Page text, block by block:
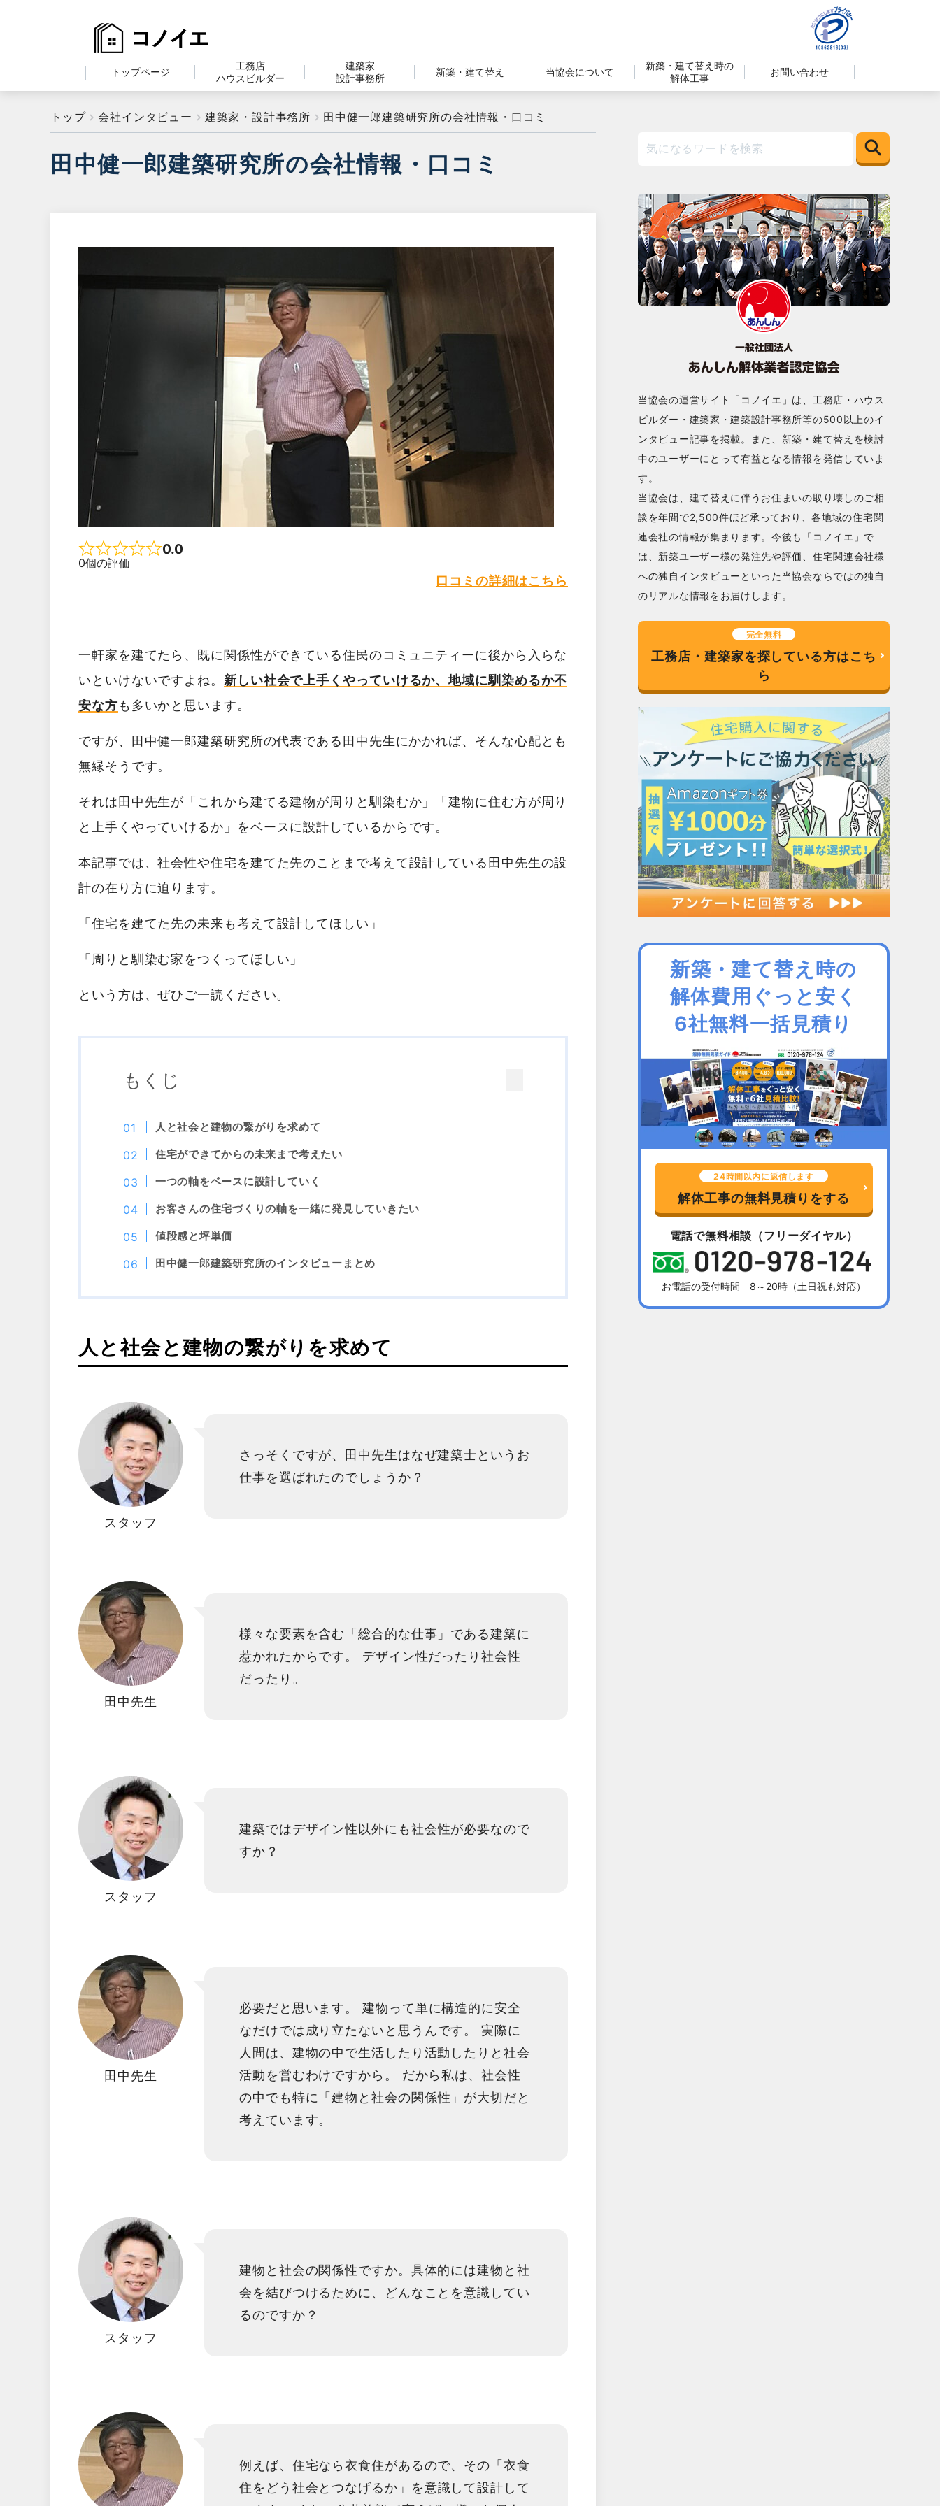
トップページ
工務店
ハウスビルダー
建築家
設計事務所
新築・建て替え 当協会について
新築・建て替え時の
解体工事
お問い合わせ
トップ 会社インタビュー 建築家・設計事務所 田中健一郎建築研究所の会社情報・口コミ
田中健一郎建築研究所の会社情報・口コミ
Rated 0.0 out of 5
0.0
0個の評価
口コミの詳細はこちら
一軒家を建てたら、既に関係性ができている住民のコミュニティーに後から入らな
いといけないですよね。 新しい社会で上手くやっていけるか、地域に馴染めるか不
安な方も多いかと思います。
ですが、田中健一郎建築研究所の代表である田中先生にかかれば、そんな心配とも
無縁そうです。
それは田中先生が「 これから建てる建物が周りと馴染むか 」「建物に住む方が周り
と上手くやっていけるか 」をベースに設計しているからです。
本記事では、社会性や住宅を建てた先のことまで考えて設計している田中先生の設
計の在り方に迫ります。
「 住宅を建てた先の未来も考えて設計してほしい 」
「 周りと馴染む家をつくってほしい 」
という方は、ぜひご一読ください。
もくじ
人と社会と建物の繋がりを求めて
住宅ができてからの未来まで考えたい
一つの軸をベースに設計していく
お客さんの住宅づくりの軸を一緒に発見していきたい
値段感と坪単価
田中健一郎建築研究所のインタビューまとめ
人と社会と建物の繋がりを求めて
スタッフ
さっそくですが、田中先生はなぜ建築士というお
仕事を選ばれたのでしょうか？
田中先生
様々な要素を含む「総合的な仕事」である建築に
惹かれたからです。 デザイン性だったり社会性
だったり。
スタッフ
建築ではデザイン性以外にも社会性が必要なので
すか？
田中先生
必要だと思います。 建物って単に構造的に安全
なだけでは成り立たない と思うんです。 実際に
人間は、建物の中で生活したり活動したりと社会
活動を営むわけですから。 だから私は、社会性
の中でも特に「建物と社会の関係性 」が大切だと
考えています。
スタッフ
建物と社会の関係性ですか。具体的には建物と社
会を結びつけるために、どんなことを意識してい
るのですか？
例えば、住宅なら衣食住があるので、その「 衣食
住をどう社会とつなげるか 」を意識して設計して
当協会の運営サイト「コノイエ」は、工務店・ハウス
ビルダー・建築家・建築設計事務所等の500以上のイ
ンタビュー記事を掲載。また、新築・建て替えを検討
中のユーザーにとって有益となる情報を発信していま
す。
当協会は、建て替えに伴うお住まいの取り壊しのご相
談を年間で2,500件ほど承っており、各地域の住宅関
連会社の情報が集まります。今後も「コノイエ」で
は、新築ユーザー様の発注先や評価、住宅関連会社様
への独自インタビューといった当協会ならではの独自
のリアルな情報をお届けします。
完全無料
工務店・建築家を探している方はこち
ら
新築・建て替え時の
解体費用ぐっと安く
6社無料一括見積り
24時間以内に返信します
解体工事の無料見積りをする
電話で無料相談（フリーダイヤル）
お電話の受付時間 8～20時（土日祝も対応）